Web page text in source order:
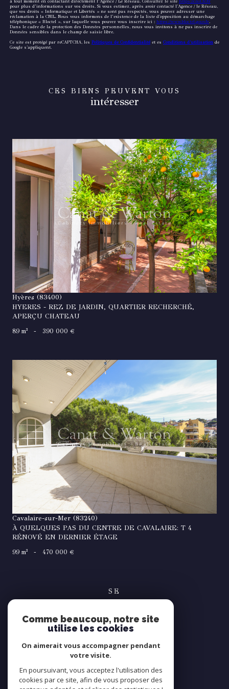
à tout moment en contactant directement l’Agence / Le Réseau. Consultez le site https://cnil.fr/fr
pour plus d’informations sur vos droits. Si vous estimez, après avoir contacté l'Agence / le Réseau,
que vos droits « Informatique et Libertés » ne sont pas respectés, vous pouvez adresser une
réclamation à la CNIL. Nous vous informons de l’existence de la liste d'opposition au démarchage
téléphonique « Bloctel », sur laquelle vous pouvez vous inscrire ici : https://www.bloctel.gouv.fr.
Dans le cadre de la protection des Données personnelles, nous vous invitons à ne pas inscrire de
Données sensibles dans le champ de saisie libre.
Ce site est protégé par reCAPTCHA, les Politiques de Confidentialitéet es Conditions d'utilisation de
Google s'appliquent.
CES BIENS PEUVENT VOUS
intéresser
VOIR LE BIEN
Hyères (83400)
HYERES - REZ DE JARDIN, QUARTIER RECHERCHÉ,
APERÇU CHATEAU
89 m² - 390 000 €
VOIR LE BIEN
Cavalaire-sur-Mer (83240)
À QUELQUES PAS DU CENTRE DE CAVALAIRE: T 4
RÉNOVÉ EN DERNIER ÉTAGE
99 m² - 470 000 €
SE
connecter
espace propriétaire
NOUS
suivre
Comme beaucoup, notre site
utilise les cookies
On aimerait vous accompagner pendant
votre visite.
En poursuivant, vous acceptez l'utilisation des
cookies par ce site, afin de vous proposer des